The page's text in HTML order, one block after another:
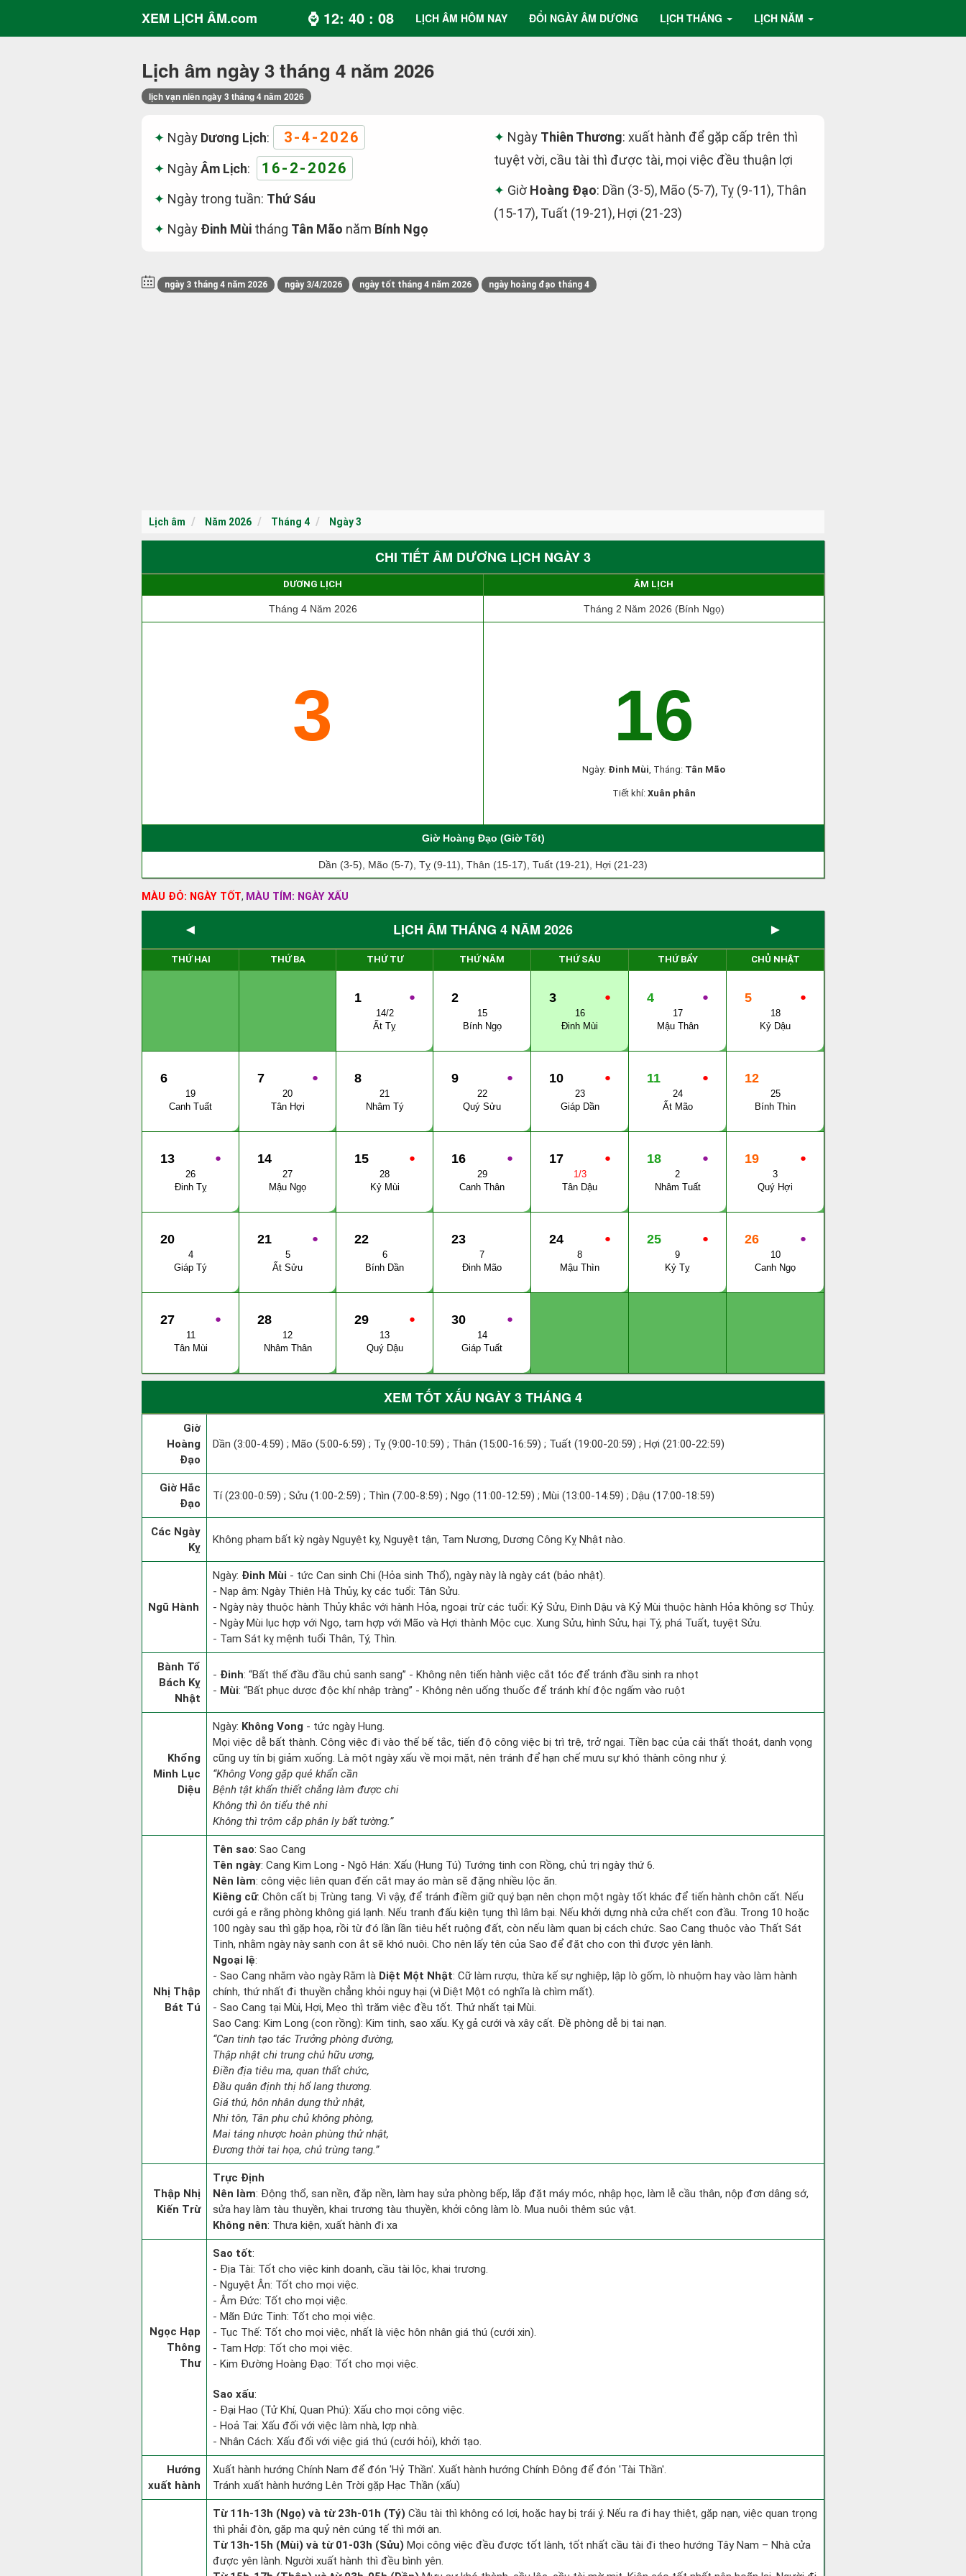
XEM LỊCH ÂM.com ⌚ 12: 40 : 08 LỊCH ÂM HÔM NAY ĐỔI NGÀY ÂM DƯƠNG LỊCH THÁNG LỊCH NĂM
Lịch âm ngày 3 tháng 4 năm 2026
lịch vạn niên ngày 3 tháng 4 năm 2026
Ngày Dương Lịch: 3-4-2026
NgàyÂm Lịch: 16-2-2026
Ngày trong tuần: Thứ Sáu
Ngày Đinh Mùi tháng Tân Mão năm Bính Ngọ
Ngày Thiên Thương: xuất hành để gặp cấp trên thì
tuyệt vời, cầu tài thì được tài, mọi việc đều thuận lợi
Giờ Hoàng Đạo: Dần (3-5), Mão (5-7), Tỵ (9-11), Thân
(15-17), Tuất (19-21), Hợi (21-23)
ngày 3 tháng 4 năm 2026 ngày 3/4/2026 ngày tốt tháng 4 năm 2026 ngày hoàng đạo tháng 4
Lịch âm Năm 2026 Tháng 4 Ngày 3
CHI TIẾT ÂM DƯƠNG LỊCH NGÀY 3
DƯƠNG LỊCH ÂM LỊCH
Tháng 4 Năm 2026 Tháng 2 Năm 2026 (Bính Ngọ)
3 16
Ngày: Đinh Mùi, Tháng: Tân Mão
Tiết khí: Xuân phân
Giờ Hoàng Đạo (Giờ Tốt)
Dần (3-5), Mão (5-7), Tỵ (9-11), Thân (15-17), Tuất (19-21), Hợi (21-23)
MÀU ĐỎ: NGÀY TỐT, MÀU TÍM: NGÀY XẤU
◄ LỊCH ÂM THÁNG 4 NĂM 2026 ►
THỨ HAI THỨ BA THỨ TƯ THỨ NĂM THỨ SÁU THỨ BẨY CHỦ NHẬT
●
1
14/2
Ất Tỵ
2
15
Bính Ngọ
●
3
16
Đinh Mùi
●
4
17
Mậu Thân
●
5
18
Kỷ Dậu
6
19
Canh Tuất
●
7
20
Tân Hợi
8
21
Nhâm Tý
●
9
22
Quý Sửu
●
10
23
Giáp Dần
●
11
24
Ất Mão
12
25
Bính Thìn
●
13
26
Đinh Tỵ
14
27
Mậu Ngọ
●
15
28
Kỷ Mùi
●
16
29
Canh Thân
●
17
1/3
Tân Dậu
●
18
2
Nhâm Tuất
●
19
3
Quý Hợi
20
4
Giáp Tý
●
21
5
Ất Sửu
22
6
Bính Dần
23
7
Đinh Mão
●
24
8
Mậu Thìn
●
25
9
Kỷ Tỵ
●
26
10
Canh Ngọ
●
27
11
Tân Mùi
28
12
Nhâm Thân
●
29
13
Quý Dậu
●
30
14
Giáp Tuất
XEM TỐT XẤU NGÀY 3 THÁNG 4
Giờ
Hoàng
Đạo
Dần (3:00-4:59) ; Mão (5:00-6:59) ; Tỵ (9:00-10:59) ; Thân (15:00-16:59) ; Tuất (19:00-20:59) ; Hợi (21:00-22:59)
Giờ Hắc
Đạo
Tí (23:00-0:59) ; Sửu (1:00-2:59) ; Thìn (7:00-8:59) ; Ngọ (11:00-12:59) ; Mùi (13:00-14:59) ; Dậu (17:00-18:59)
Các Ngày
Kỵ
Không phạm bất kỳ ngày Nguyệt kỵ, Nguyệt tận, Tam Nương, Dương Công Kỵ Nhật nào.
Ngũ Hành
Ngày: Đinh Mùi - tức Can sinh Chi (Hỏa sinh Thổ), ngày này là ngày cát (bảo nhật).
- Nạp âm: Ngày Thiên Hà Thủy, kỵ các tuổi: Tân Sửu.
- Ngày này thuộc hành Thủy khắc với hành Hỏa, ngoại trừ các tuổi: Kỷ Sửu, Đinh Dậu và Kỷ Mùi thuộc hành Hỏa không sợ Thủy.
- Ngày Mùi lục hợp với Ngọ, tam hợp với Mão và Hợi thành Mộc cục. Xung Sửu, hình Sửu, hại Tý, phá Tuất, tuyệt Sửu.
- Tam Sát kỵ mệnh tuổi Thân, Tý, Thìn.
Bành Tổ
Bách Kỵ
Nhật
- Đinh: “Bất thế đầu đầu chủ sanh sang” - Không nên tiến hành việc cắt tóc để tránh đầu sinh ra nhọt
- Mùi: “Bất phục dược độc khí nhập tràng” - Không nên uống thuốc để tránh khí độc ngấm vào ruột
Khổng
Minh Lục
Diệu
Ngày: Không Vong - tức ngày Hung.
Mọi việc dễ bất thành. Công việc đi vào thế bế tắc, tiến độ công việc bị trì trệ, trở ngại. Tiền bạc của cải thất thoát, danh vọng
cũng uy tín bị giảm xuống. Là một ngày xấu về mọi mặt, nên tránh để hạn chế mưu sự khó thành công như ý.
“Không Vong gặp quẻ khẩn cần
Bệnh tật khẩn thiết chẳng làm được chi
Không thì ôn tiểu thê nhi
Không thì trộm cắp phân ly bất tường.”
Nhị Thập
Bát Tú
Tên sao: Sao Cang
Tên ngày: Cang Kim Long - Ngô Hán: Xấu (Hung Tú) Tướng tinh con Rồng, chủ trị ngày thứ 6.
Nên làm: công việc liên quan đến cắt may áo màn sẽ đặng nhiều lộc ăn.
Kiêng cữ: Chôn cất bị Trùng tang. Vì vậy, để tránh điềm giữ quý bạn nên chọn một ngày tốt khác để tiến hành chôn cất. Nếu
cưới gả e rằng phòng không giá lạnh. Nếu tranh đấu kiện tụng thì lâm bại. Nếu khởi dựng nhà cửa chết con đầu. Trong 10 hoặc
100 ngày sau thì gặp họa, rồi từ đó lần lần tiêu hết ruộng đất, còn nếu làm quan bị cách chức. Sao Cang thuộc vào Thất Sát
Tinh, nhằm ngày này sanh con ắt sẽ khó nuôi. Cho nên lấy tên của Sao để đặt cho con thì được yên lành.
Ngoại lệ:
- Sao Cang nhằm vào ngày Rằm là Diệt Một Nhật: Cữ làm rượu, thừa kế sự nghiệp, lập lò gốm, lò nhuộm hay vào làm hành
chính, thứ nhất đi thuyền chẳng khỏi nguy hại (vì Diệt Một có nghĩa là chìm mất).
- Sao Cang tại Mùi, Hợi, Mẹo thì trăm việc đều tốt. Thứ nhất tại Mùi.
Sao Cang: Kim Long (con rồng): Kim tinh, sao xấu. Kỵ gả cưới và xây cất. Đề phòng dễ bị tai nạn.
“Can tinh tạo tác Trưởng phòng đường,
Thập nhật chi trung chủ hữu ương,
Điền địa tiêu ma, quan thất chức,
Đầu quân định thị hổ lang thương.
Giá thú, hôn nhân dụng thử nhật,
Nhi tôn, Tân phụ chủ không phòng,
Mai táng nhược hoàn phùng thử nhật,
Đương thời tai họa, chủ trùng tang.”
Thập Nhị
Kiến Trừ
Trực Định
Nên làm: Động thổ, san nền, đắp nền, làm hay sửa phòng bếp, lắp đặt máy móc, nhập học, làm lễ cầu thân, nộp đơn dâng sớ,
sửa hay làm tàu thuyền, khai trương tàu thuyền, khởi công làm lò. Mua nuôi thêm súc vật.
Không nên: Thưa kiện, xuất hành đi xa
Ngọc Hạp
Thông
Thư
Sao tốt:
- Địa Tài: Tốt cho việc kinh doanh, cầu tài lộc, khai trương.
- Nguyệt Ân: Tốt cho mọi việc.
- Âm Đức: Tốt cho mọi việc.
- Mãn Đức Tinh: Tốt cho mọi việc.
- Tục Thế: Tốt cho mọi việc, nhất là việc hôn nhân giá thú (cưới xin).
- Tam Hợp: Tốt cho mọi việc.
- Kim Đường Hoàng Đạo: Tốt cho mọi việc.
Sao xấu:
- Đại Hao (Tử Khí, Quan Phú): Xấu cho mọi công việc.
- Hoả Tai: Xấu đối với việc làm nhà, lợp nhà.
- Nhân Cách: Xấu đối với việc giá thú (cưới hỏi), khởi tạo.
Hướng
xuất hành
Xuất hành hướng Chính Nam để đón 'Hỷ Thần'. Xuất hành hướng Chính Đông để đón 'Tài Thần'.
Tránh xuất hành hướng Lên Trời gặp Hạc Thần (xấu)
Từ 11h-13h (Ngọ) và từ 23h-01h (Tý) Cầu tài thì không có lợi, hoặc hay bị trái ý. Nếu ra đi hay thiệt, gặp nạn, việc quan trọng
thì phải đòn, gặp ma quỷ nên cúng tế thì mới an.
Từ 13h-15h (Mùi) và từ 01-03h (Sửu) Mọi công việc đều được tốt lành, tốt nhất cầu tài đi theo hướng Tây Nam – Nhà cửa
được yên lành. Người xuất hành thì đều bình yên.